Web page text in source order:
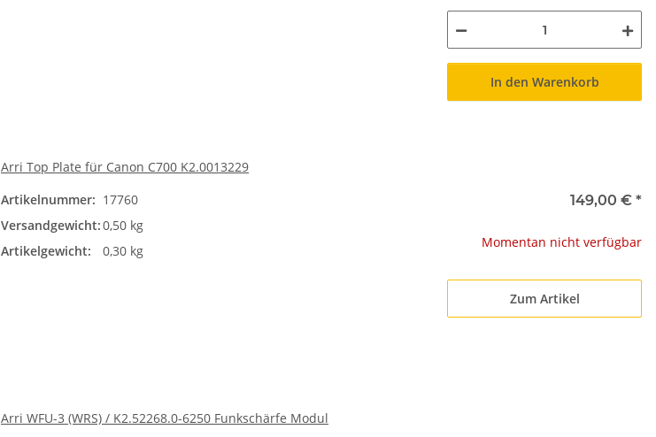
In den Warenkorb
Arri Top Plate für Canon C700 K2.0013229
Artikelnummer: 17760
Versandgewicht:0,50 kg
Artikelgewicht:
0,30 kg
149,00 € *
Momentan nicht verfügbar
Zum Artikel
Arri WFU-3 (WRS) / K2.52268.0-6250 Funkschärfe Modul